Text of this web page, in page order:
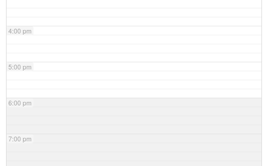
4:00 pm
5:00 pm
6:00 pm
7:00 pm